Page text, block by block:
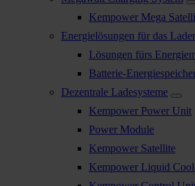
Kempower Mega
Energielösungen für das
Lösungen fürs
Batterie-
Dezentrale Ladesysteme
Kempower Power Unit
Power Module
Kempower Satellite
Kempower Liquid